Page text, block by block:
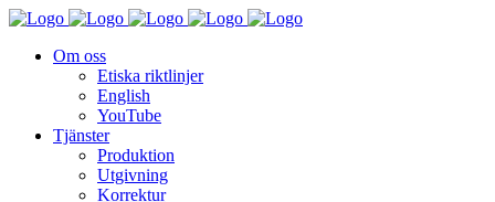
Om oss
Etiska riktlinjer
English
YouTube
Tjänster
Produktion
Utgivning
Korrektur